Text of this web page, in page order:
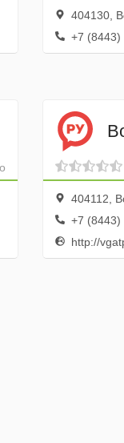
404130,
+7 (8443)
404112,
+7 (8443)
http://